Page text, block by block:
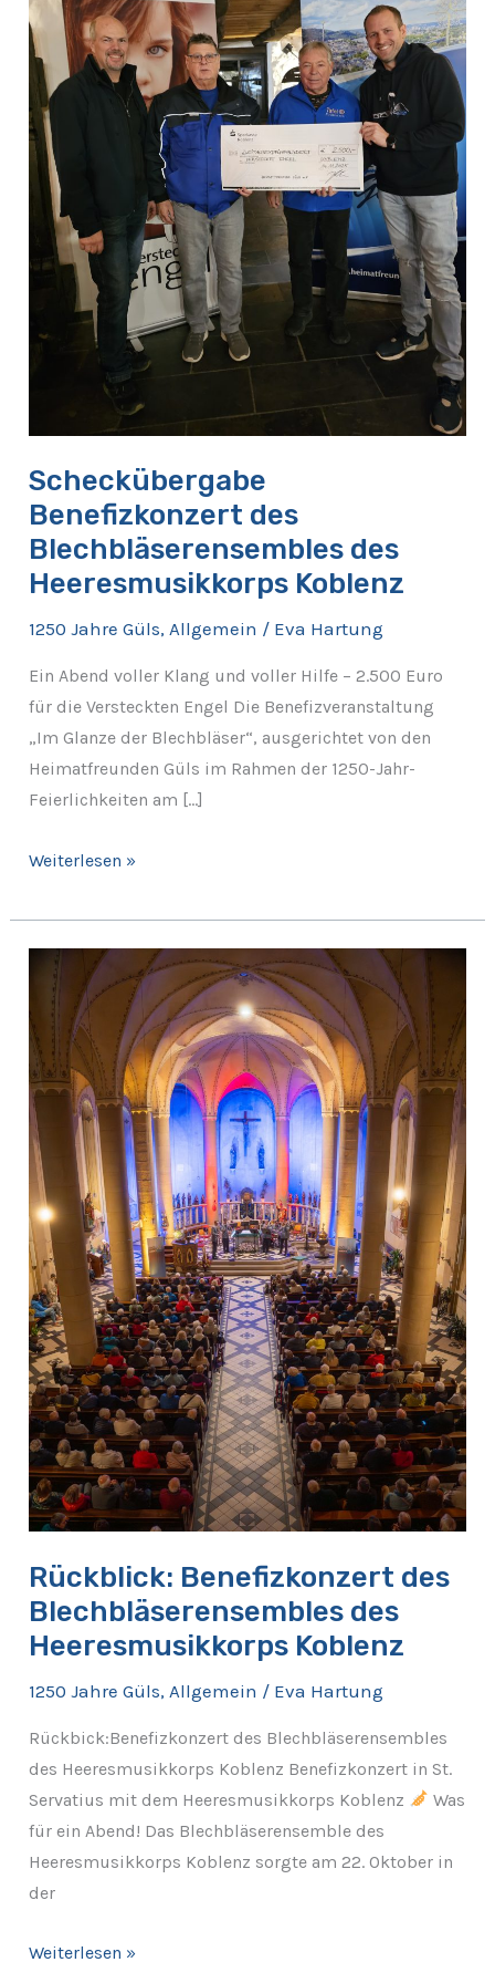
Scheckübergabe
Benefizkonzert des
Blechbläserensembles des
Heeresmusikkorps Koblenz
1250 Jahre Güls,Allgemein / Eva Hartung
Ein Abend voller Klang und voller Hilfe – 2.500 Euro
für die Versteckten Engel Die Benefizveranstaltung
„Im Glanze der Blechbläser“, ausgerichtet von den
Heimatfreunden Güls im Rahmen der 1250-Jahr-
Feierlichkeiten am […]
Heeresmusikkorps
Koblenz
Weiterlesen »
Rückblick: Benefizkonzert des
Blechbläserensembles des
Heeresmusikkorps Koblenz
1250 Jahre Güls, Allgemein / Eva Hartung
Rückbick:Benefizkonzert des Blechbläserensembles
des Heeresmusikkorps Koblenz Benefizkonzert in St.
Servatius mit dem Heeresmusikkorps Koblenz
Was
für ein Abend! Das Blechbläserensemble des
Heeresmusikkorps Koblenz sorgte am 22. Oktober in
der
Rückblick:
Benefizkonzert
des
Blechbläserensembles
des
Heeresmusikkorps
Koblenz
Weiterlesen »